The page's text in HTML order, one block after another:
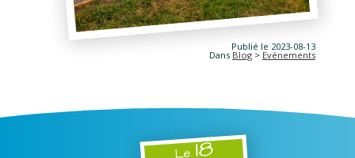
Publié le 2023-08-13
Dans Blog > Evénements
Le18